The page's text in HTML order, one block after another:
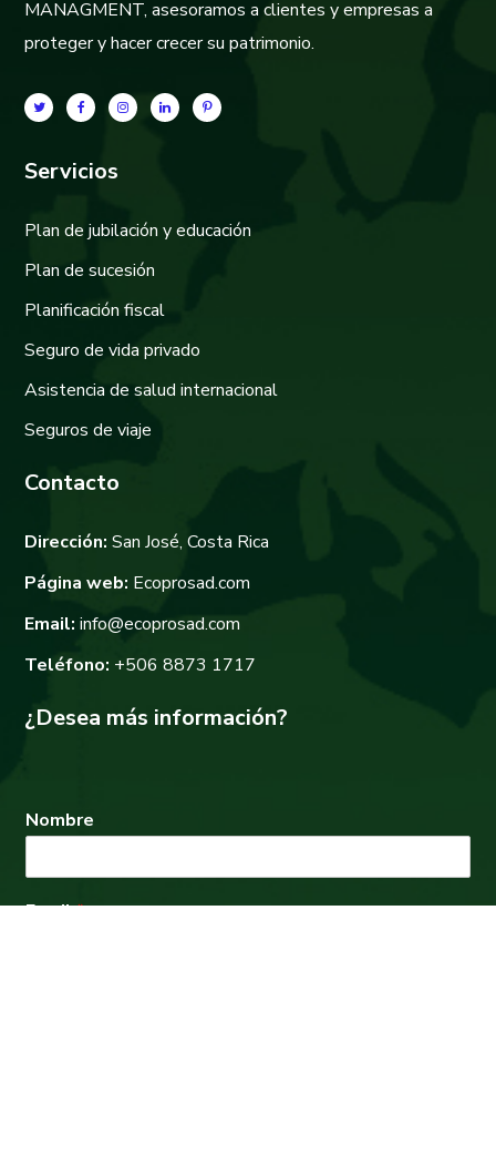
MANAGMENT, asesoramos a clientes y empresas a
proteger y hacer crecer su patrimonio.
Servicios
Plan de jubilación y educación
Plan de sucesión
Planificación fiscal
Seguro de vida privado
Asistencia de salud internacional
Seguros de viaje
Contacto
Dirección: San José, Costa Rica
Página web: Ecoprosad.com
Email: info@ecoprosad.com
Teléfono: +506 8873 1717
¿Desea más información?
Nombre
Email*